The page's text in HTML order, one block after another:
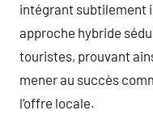
intégrant subtilement
approche hybride
touristes, prouvant
mener au succès
l’offre locale.